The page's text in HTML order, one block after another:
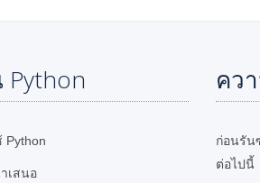
Python
Python
เสนอ
คว
ก่อนรัน
ต่อไปนี้